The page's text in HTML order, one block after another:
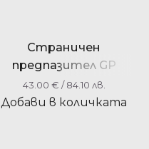
Страничен
предпазител GP
Kompozit за Yamaha
NMAX 125/NMAX 155
43.00 € / 84.10 лв.
Добави в количката